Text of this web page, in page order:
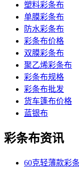
塑料彩条布
单膜彩条布
防水彩条布
彩条布价格
双膜彩条布
聚乙烯彩条布
彩条布规格
彩条布批发
货车篷布价格
蓝银布
彩条布资讯
60克轻薄款彩